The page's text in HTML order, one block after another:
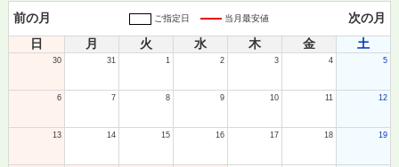
前の月 ご指定日 当月最安値
次の月
日
月 火 水 木 金 土
30 31 1 2 3 4 5
6 7 8 9 10 11 12
13 14 15 16 17 18 19